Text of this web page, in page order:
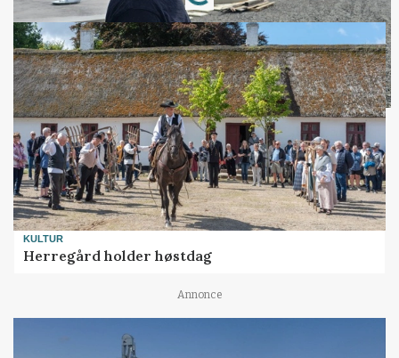
KULTUR
Herregård holder høstdag
Annonce